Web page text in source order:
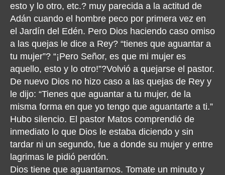
esto y lo otro, etc.? muy parecida a la actitud de
Adán cuando el hombre peco por primera vez en
el Jardín del Edén. Pero Dios haciendo caso omiso
a las quejas le dice a Rey? “tienes que aguantar a
tu mujer”? “¡Pero Señor, es que mi mujer es
aquello, esto y lo otro!”?Volvió a quejarse el pastor.
De nuevo Dios no hizo caso a las quejas de Rey y
le dijo: “Tienes que aguantar a tu mujer, de la
misma forma en que yo tengo que aguantarte a ti.”
Hubo silencio. El pastor Matos comprendió de
inmediato lo que Dios le estaba diciendo y sin
tardar ni un segundo, fue a donde su mujer y entre
lagrimas le pidió perdón.
Dios tiene que aguantarnos. Tomate un minuto y